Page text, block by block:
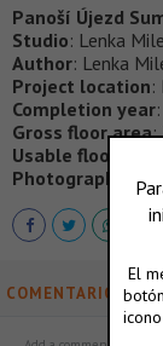
Panoší Újezd
Studio: Lenka
Author: Lenka
Project location:
Completion year
Gross floor area:
Usable floor area
Photographer :
COMENTARIOS